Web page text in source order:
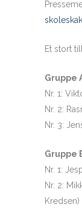
Et stort
Gruppe
Nr. 1:
Nr. 2:
Nr. 3:
Gruppe
Nr. 1:
Nr. 2:
Kredsen)